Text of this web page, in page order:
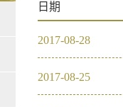
日期
2017-08-28
2017-08-25